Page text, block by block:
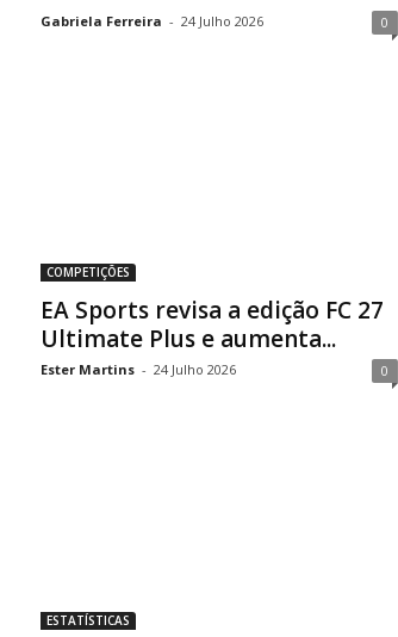
Gabriela Ferreira - 24 Julho 2026 0
COMPETIÇÕES
EA Sports revisa a edição FC 27
Ultimate Plus e aumenta...
Ester Martins - 24 Julho 2026 0
ESTATÍSTICAS